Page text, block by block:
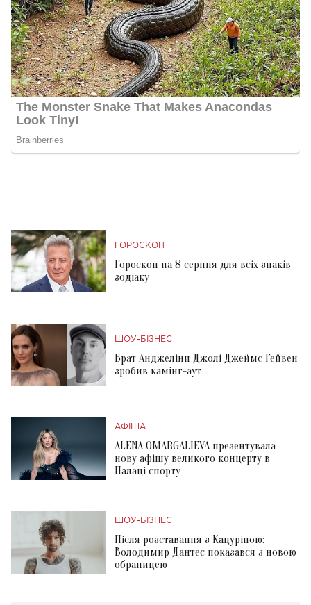
ГОРОСКОП
Гороскоп на 8 серпня для всіх знаків
зодіаку
ШОУ-БІЗНЕС
Брат Анджеліни Джолі Джеймс Гейвен
зробив камінг-аут
АФІША
ALENA OMARGALIEVA презентувала
нову афішу великого концерту в
Палаці спорту
ШОУ-БІЗНЕС
Після розставання з Кацуріною:
Володимир Дантес показався з новою
обраницею